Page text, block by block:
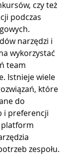
czy też
podczas
narzędzi i
wykorzystać
team
Istnieje wiele
które
do
i preferencji
platform
zespołu.